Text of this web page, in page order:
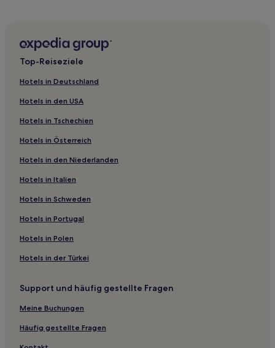
Gasthäuser in Stadtbezirk Kita
Ryokans in Strand Amano Hashidate
Ferienwohnungen in Stadtbezirk Ukyo
Ryokans in Teramachi-Straße
Ryokans in Kyoto
Ferienwohnungen in Kawaramachi
Business in Kyoto
Hotels mit Parkplatz in Kyoto
Hotels mit Thermalbad in Kyoto
Günstige in Kyoto
Lgbtqia-Freundliche in Kyoto
Familien in Kyoto
Familien in Nishijin
Hotels mit Küchenzeile in Sannenzaka - Ninenzaka
Hotels mit Parkplatz in Sannenzaka - Ninenzaka
Familien in Sannenzaka - Ninenzaka
Top-Reiseziele
Hotels in Deutschland
Hotels in den USA
Hotels in Tschechien
Hotels in Österreich
Hotels in den Niederlanden
Hotels in Italien
Hotels in Schweden
Hotels in Portugal
Hotels in Polen
Hotels in der Türkei
Support und häufig gestellte Fragen
Meine Buchungen
Häufig gestellte Fragen